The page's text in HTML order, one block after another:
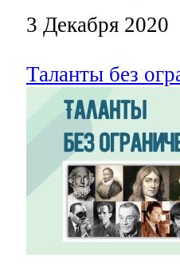
3 Декабря 2020
Таланты без